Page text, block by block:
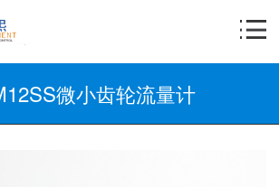
微小齿轮流量计